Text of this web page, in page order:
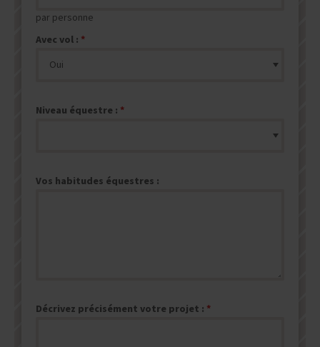
par personne
Avec vol :
Niveau équestre :
Vos habitudes équestres :
Décrivez précisément votre projet :